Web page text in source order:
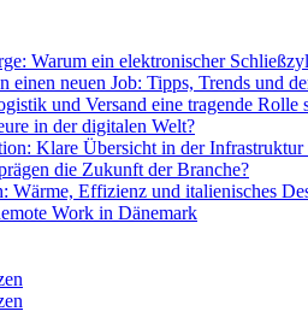
Warum ein elektronischer
einen neuen Job: Tipps, Trends und
und Versand eine tragende Rolle
in der digitalen Welt?
Klare Übersicht in der
die Zukunft der Branche?
Wärme, Effizienz und italienisches
Work in Dänemark